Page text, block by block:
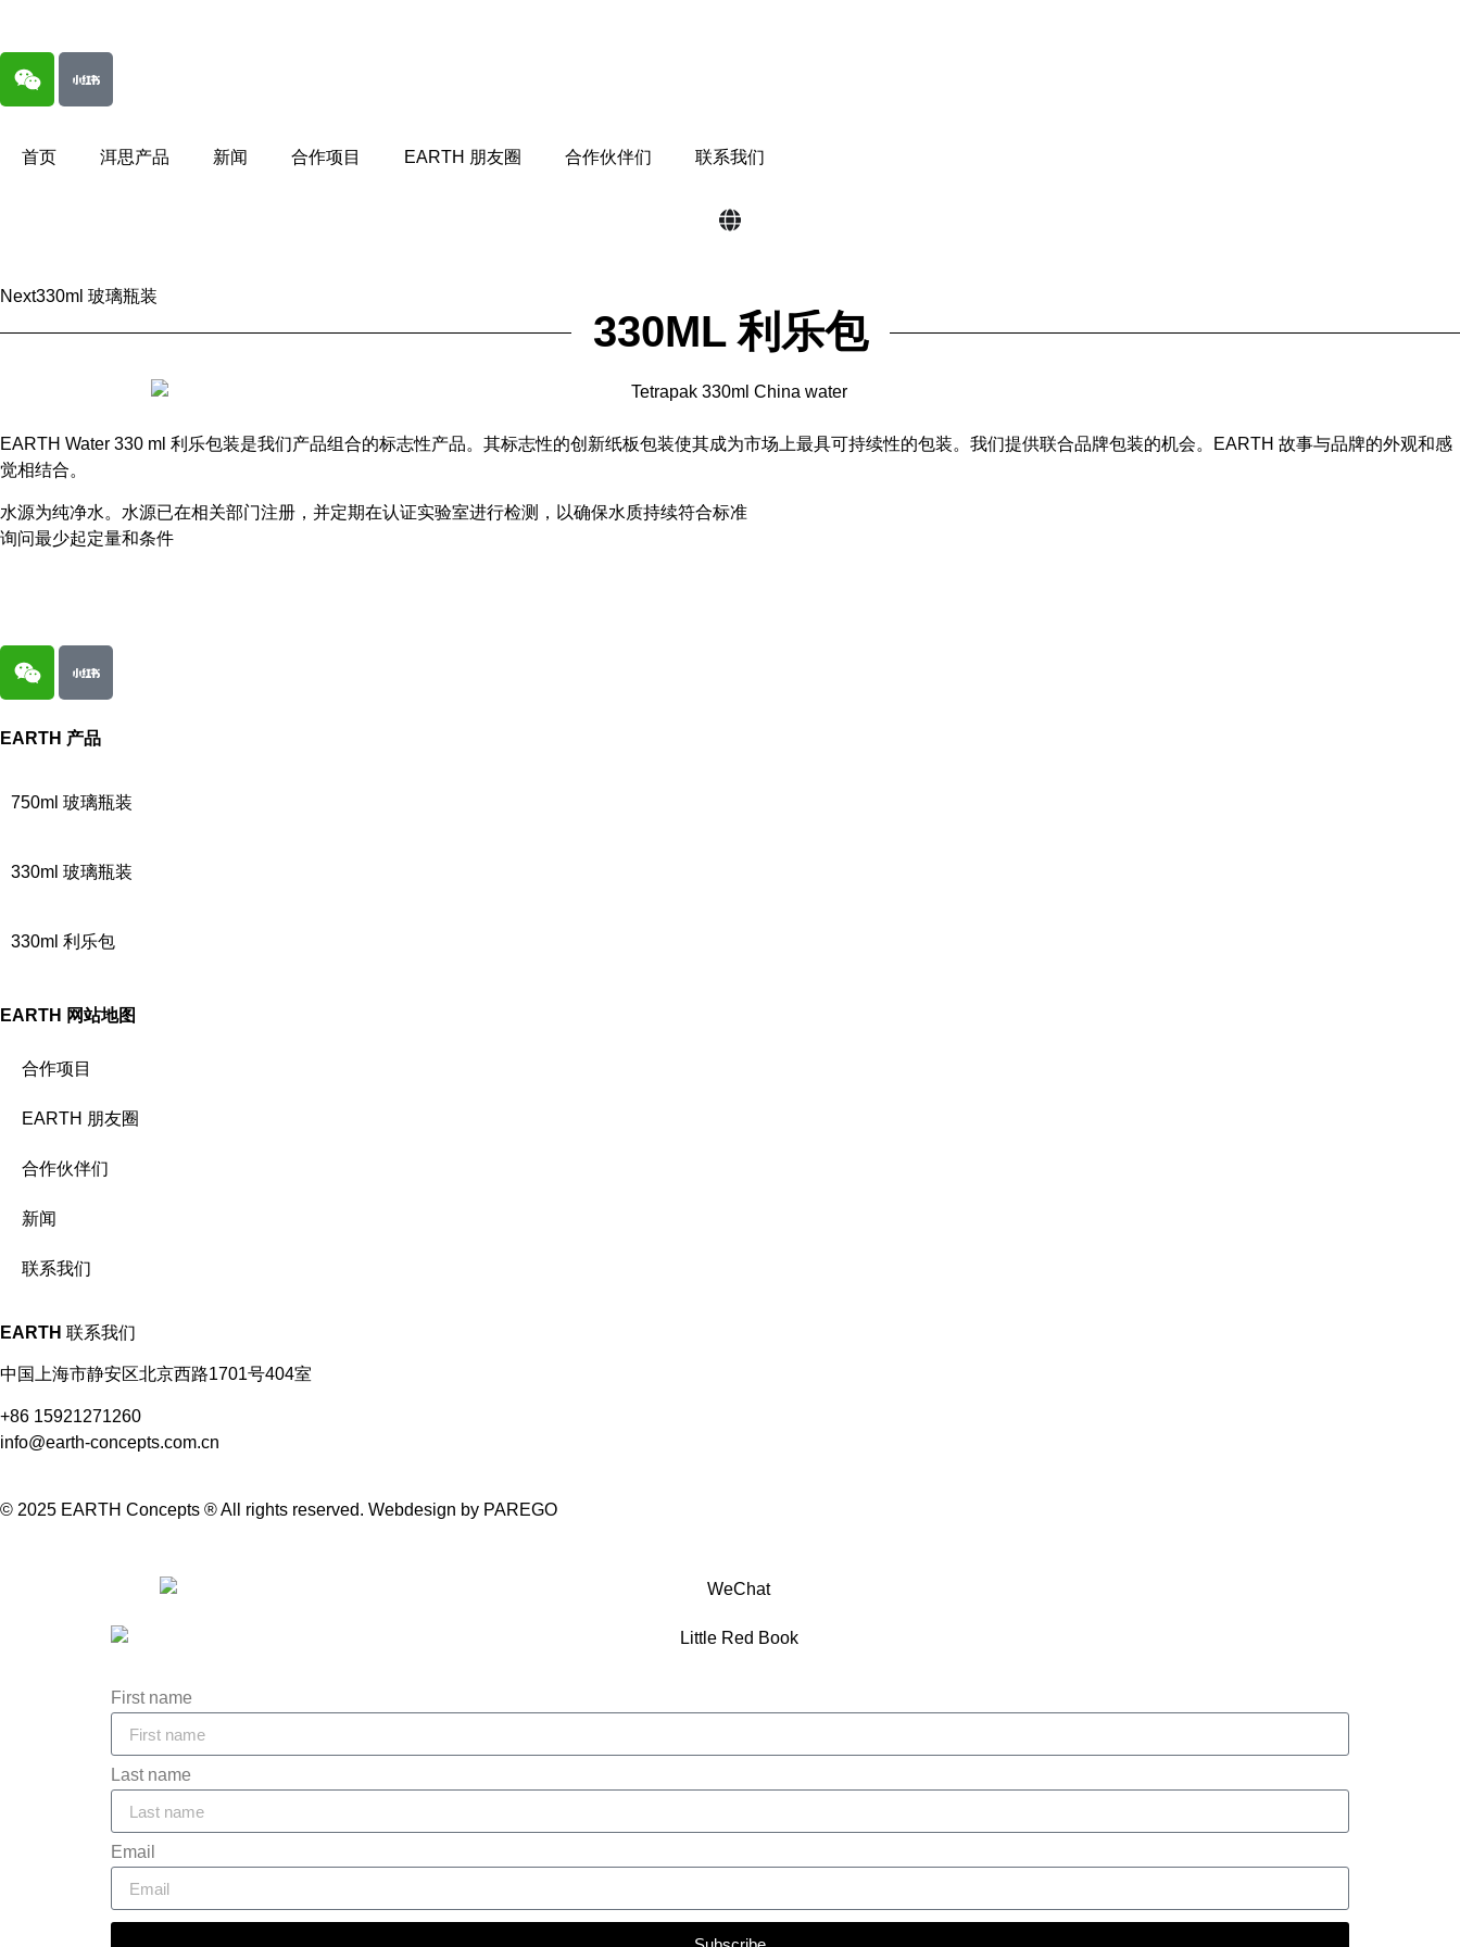
首页 洱思产品 新闻 合作项目 EARTH 朋友圈 合作伙伴们 联系我们
Next330ml 玻璃瓶装
330ML 利乐包
EARTH Water 330 ml 利乐包装是我们产品组合的标志性产品。其标志性的创新纸板包装使其成为市场上最具可持续性的包装。我们提供联合品牌包装的机会。EARTH 故事与品牌的外观和感
觉相结合。
水源为纯净水。水源已在相关部门注册，并定期在认证实验室进行检测，以确保水质持续符合标准
询问最少起定量和条件
EARTH 产品
750ml 玻璃瓶装
330ml 玻璃瓶装
330ml 利乐包
EARTH 网站地图
合作项目
EARTH 朋友圈
合作伙伴们
新闻
联系我们
EARTH 联系我们
中国上海市静安区北京西路1701号404室
+86 15921271260
info@earth-concepts.com.cn
© 2025 EARTH Concepts ® All rights reserved. Webdesign by PAREGO
First name
Last name
Email